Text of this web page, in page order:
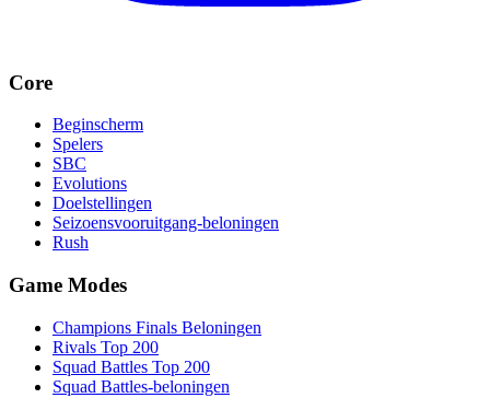
Core
Beginscherm
Spelers
SBC
Evolutions
Doelstellingen
Seizoensvooruitgang-beloningen
Rush
Game Modes
Champions Finals Beloningen
Rivals Top 200
Squad Battles Top 200
Squad Battles-beloningen